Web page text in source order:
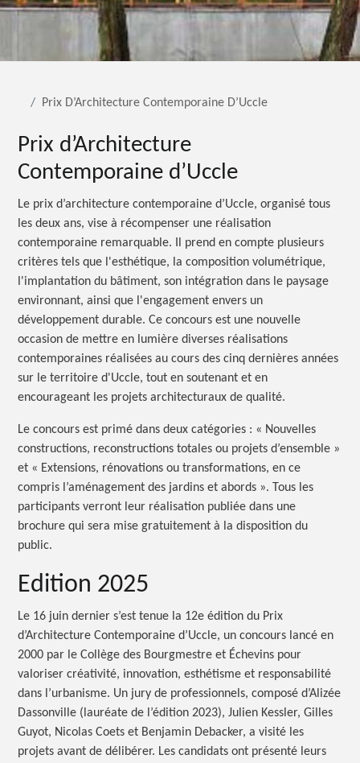
Prix D’Architecture Contemporaine D’Uccle
Prix d’Architecture
Contemporaine d’Uccle
Le prix d’architecture contemporaine d’Uccle, organisé tous
les deux ans, vise à récompenser une réalisation
contemporaine remarquable. Il prend en compte plusieurs
critères tels que l'esthétique, la composition volumétrique,
l'implantation du bâtiment, son intégration dans le paysage
environnant, ainsi que l'engagement envers un
développement durable. Ce concours est une nouvelle
occasion de mettre en lumière diverses réalisations
contemporaines réalisées au cours des cinq dernières années
sur le territoire d'Uccle, tout en soutenant et en
encourageant les projets architecturaux de qualité.
Le concours est primé dans deux catégories : « Nouvelles
constructions, reconstructions totales ou projets d’ensemble »
et « Extensions, rénovations ou transformations, en ce
compris l’aménagement des jardins et abords ». Tous les
participants verront leur réalisation publiée dans une
brochure qui sera mise gratuitement à la disposition du
public.
Edition 2025
Le 16 juin dernier s’est tenue la 12e édition du Prix
d’Architecture Contemporaine d’Uccle, un concours lancé en
2000 par le Collège des Bourgmestre et Échevins pour
valoriser créativité, innovation, esthétisme et responsabilité
dans l’urbanisme. Un jury de professionnels, composé d’Alizée
Dassonville (lauréate de l’édition 2023), Julien Kessler, Gilles
Guyot, Nicolas Coets et Benjamin Debacker, a visité les
projets avant de délibérer. Les candidats ont présenté leurs